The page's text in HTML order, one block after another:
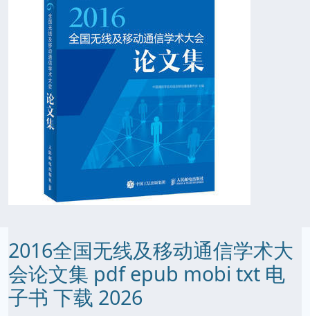
2016全国无线及移动通信学术大
会论文集 pdf epub mobi txt 电
子书 下载 2026